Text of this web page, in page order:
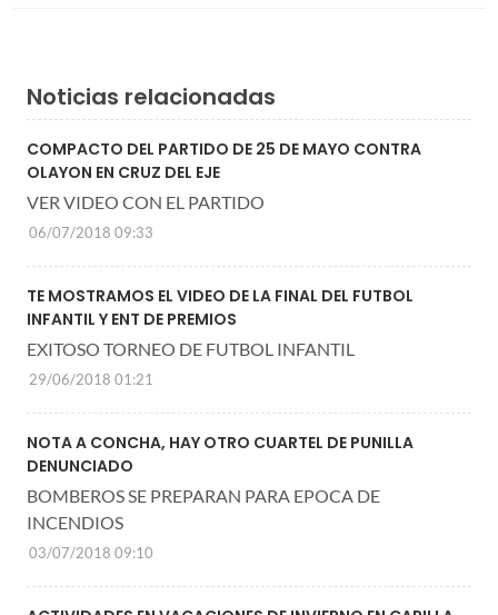
Noticias relacionadas
COMPACTO DEL PARTIDO DE 25 DE MAYO CONTRA
OLAYON EN CRUZ DEL EJE
VER VIDEO CON EL PARTIDO
06/07/2018 09:33
TE MOSTRAMOS EL VIDEO DE LA FINAL DEL FUTBOL
INFANTIL Y ENT DE PREMIOS
EXITOSO TORNEO DE FUTBOL INFANTIL
29/06/2018 01:21
NOTA A CONCHA, HAY OTRO CUARTEL DE PUNILLA
DENUNCIADO
BOMBEROS SE PREPARAN PARA EPOCA DE
INCENDIOS
03/07/2018 09:10